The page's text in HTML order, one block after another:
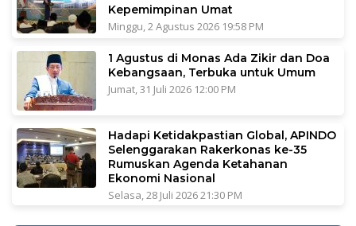
Kepemimpinan Umat
Minggu, 2 Agustus 2026 19:58 PM
1 Agustus di Monas Ada Zikir dan Doa
Kebangsaan, Terbuka untuk Umum
Jumat, 31 Juli 2026 12:00 PM
Hadapi Ketidakpastian Global, APINDO
Selenggarakan Rakerkonas ke-35
Rumuskan Agenda Ketahanan
Ekonomi Nasional
Selasa, 28 Juli 2026 21:30 PM